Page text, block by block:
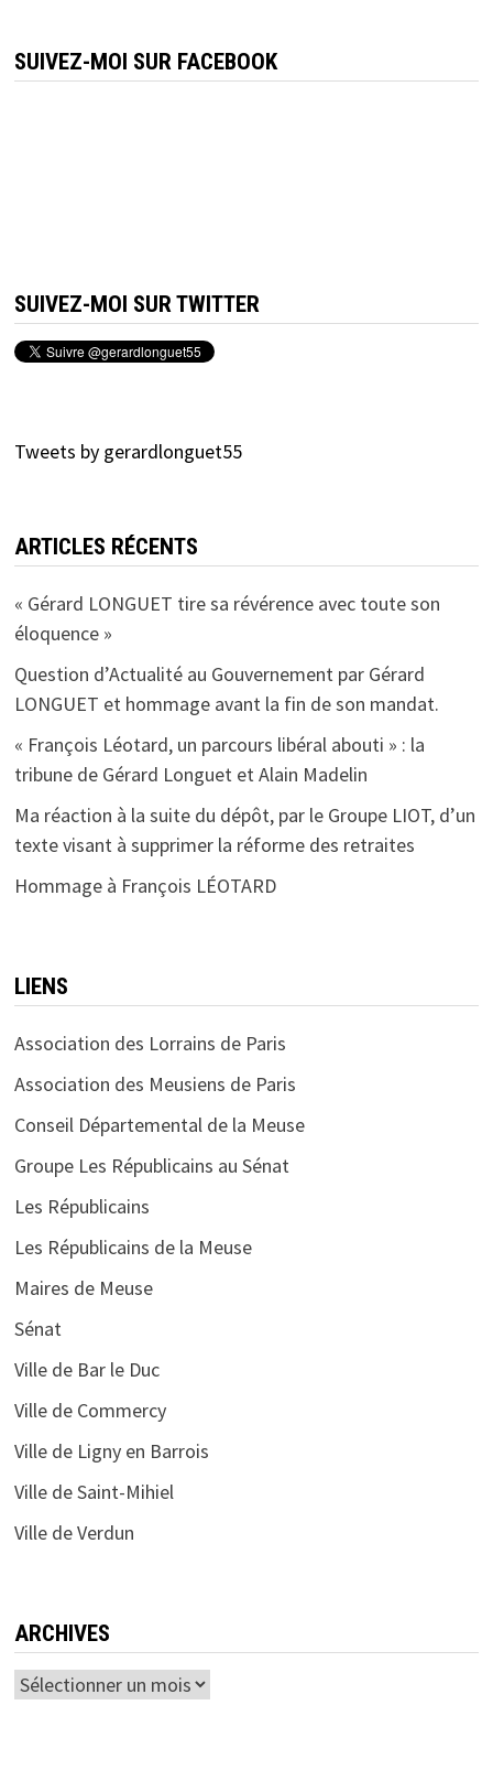
SUIVEZ-MOI SUR FACEBOOK
SUIVEZ-MOI SUR TWITTER
Tweets by gerardlonguet55
ARTICLES RÉCENTS
« Gérard LONGUET tire sa révérence avec toute son
éloquence »
Question d’Actualité au Gouvernement par Gérard
LONGUET et hommage avant la fin de son mandat.
« François Léotard, un parcours libéral abouti » : la
tribune de Gérard Longuet et Alain Madelin
Ma réaction à la suite du dépôt, par le Groupe LIOT, d’un
texte visant à supprimer la réforme des retraites
Hommage à François LÉOTARD
LIENS
Association des Lorrains de Paris
Association des Meusiens de Paris
Conseil Départemental de la Meuse
Groupe Les Républicains au Sénat
Les Républicains
Les Républicains de la Meuse
Maires de Meuse
Sénat
Ville de Bar le Duc
Ville de Commercy
Ville de Ligny en Barrois
Ville de Saint-Mihiel
Ville de Verdun
ARCHIVES
Archives